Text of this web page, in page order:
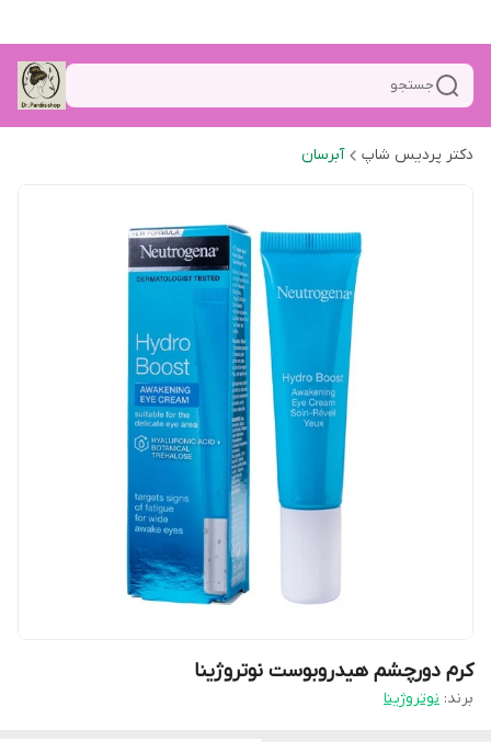
جستجو
دکتر پردیس شاپ آبرسان
کرم دورچشم هیدروبوست نوتروژینا
برند: نوتروژینا